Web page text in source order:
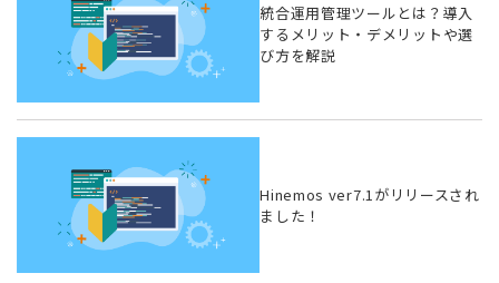
統合運用管理ツールとは？導入
するメリット・デメリットや選
び方を解説
Hinemos ver7.1がリリースされ
ました！